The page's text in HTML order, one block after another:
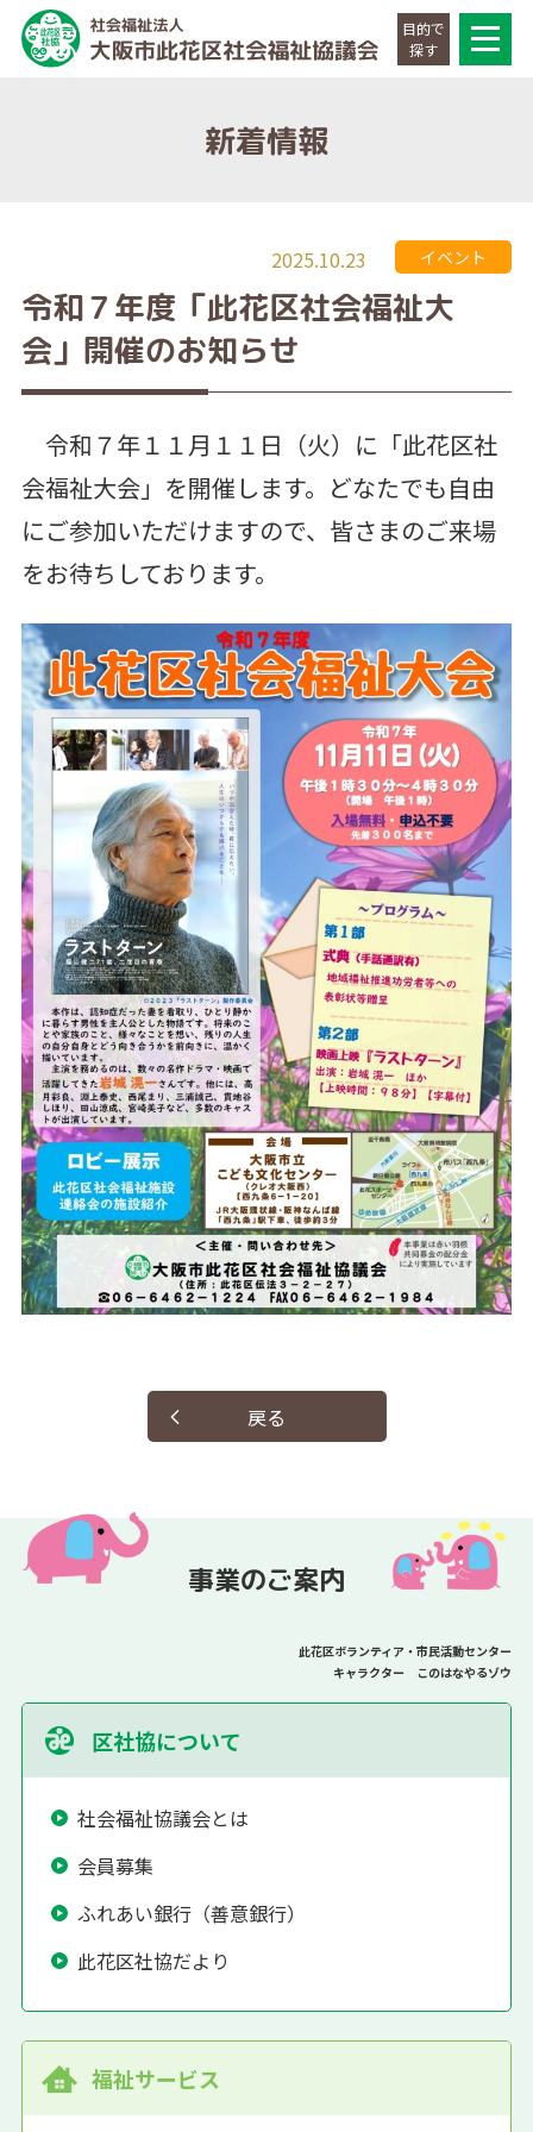
目的で
探す
新着情報
2025.10.23 イベント
令和７年度「此花区社会福祉大
会」開催のお知らせ
令和７年１１月１１日（火）に「此花区社
会福祉大会」を開催します。どなたでも自由
にご参加いただけますので、皆さまのご来場
をお待ちしております。
戻る
事業のご案内
此花区ボランティア・市民活動センター
キャラクター このはなやるゾウ
区社協について
社会福祉協議会とは
会員募集
ふれあい銀行（善意銀行）
此花区社協だより
福祉サービス